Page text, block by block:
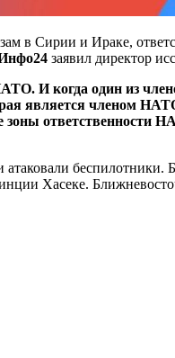
в Сирии и Ираке,
заявил директор
И когда один из
членом
ответственности
беспилотники.
Хасеке.